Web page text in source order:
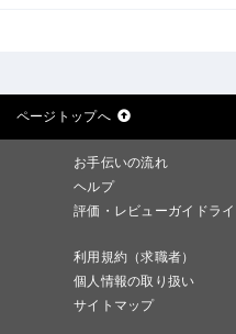
ページトップへ
お手伝いの流れ
ヘルプ
評価・レビューガイドラ
利用規約（求職者）
個人情報の取り扱い
サイトマップ